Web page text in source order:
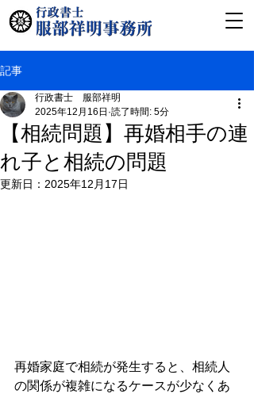
記事
【相続問題】再婚相手の連
れ子と相続の問題
行政書士 服部祥明
2025年12月16日 読了時間: 5分
更新日： 2025年12月17日
再婚家庭で相続が発生すると、相続人
の関係が複雑になるケースが少なくあ